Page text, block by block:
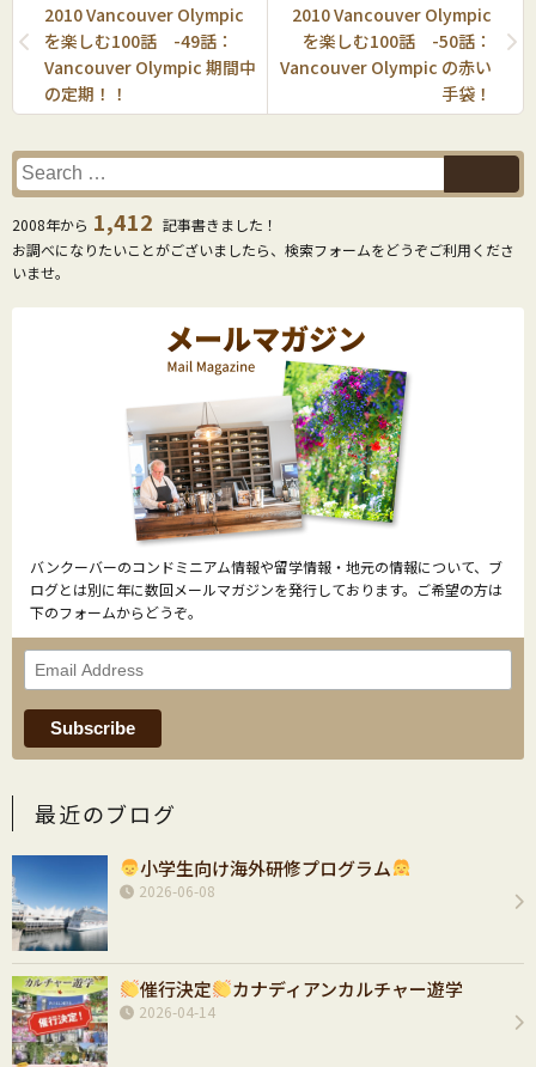
2010 Vancouver Olympic
を楽しむ100話 -49話：
Vancouver Olympic 期間中
の定期！！
2010 Vancouver Olympic
を楽しむ100話 -50話：
Vancouver Olympic の赤い
手袋！
2008年から 1,412 記事書きました！
お調べになりたいことがございましたら、検索フォームをどうぞご利用くださ
いませ。
バンクーバーのコンドミニアム情報や留学情報・地元の情報について、ブ
ログとは別に年に数回メールマガジンを発行しております。ご希望の方は
下のフォームからどうぞ。
最近のブログ
小学生向け海外研修プログラム
2026-06-08
催行決定 カナディアンカルチャー遊学
2026-04-14